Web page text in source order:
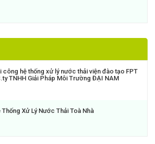
công hệ thống xử lý nước thải viện đào tạo FPT
TNHH Giải Pháp Môi Trường ĐẠI NAM
Thống Xử Lý Nước Thải Toà Nhà